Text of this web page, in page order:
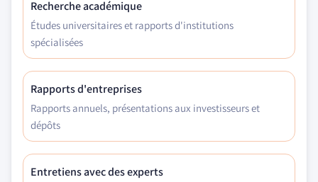
Recherche académique
Études universitaires et rapports d'institutions
spécialisées
Rapports d'entreprises
Rapports annuels, présentations aux investisseurs et
dépôts
Entretiens avec des experts